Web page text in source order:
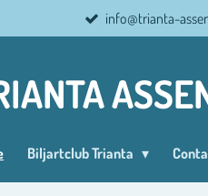
info@trianta-
Biljartclub Trianta